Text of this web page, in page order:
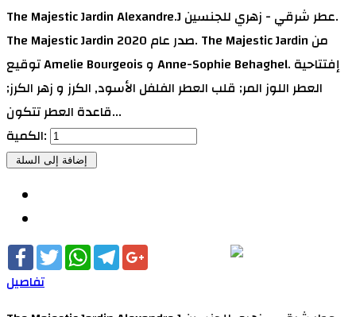
The Majestic Jardin Alexandre.J عطر شرقي - زهري للجنسين.
The Majestic Jardin صدر عام 2020. The Majestic Jardin من
توقيع Amelie Bourgeois و Anne-Sophie Behaghel. إفتتاحية
العطر اللوز المر; قلب العطر الفلفل الأسود, الكرز و زهر الكرز;
قاعدة العطر تتكون...
الكمية:
Facebook
TwitterWhatsApp
Telegram
تفاصيل